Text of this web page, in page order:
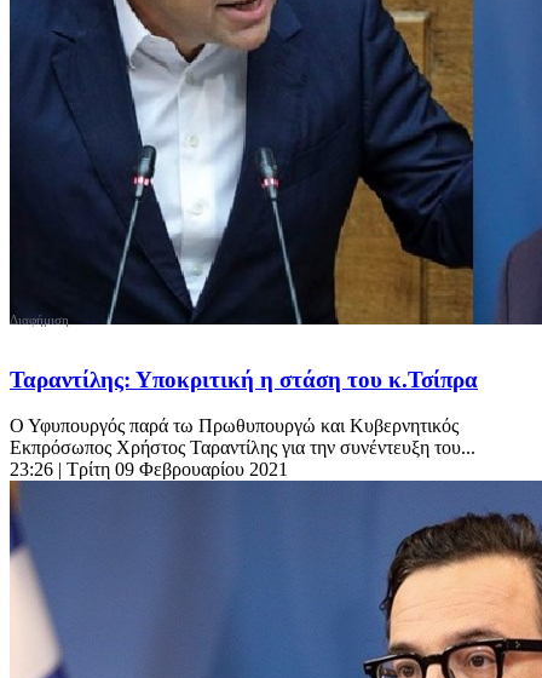
Ταραντίλης: Υποκριτική η στάση του κ.Τσίπρα
Ο Υφυπουργός παρά τω Πρωθυπουργώ και Κυβερνητικός
Εκπρόσωπος Χρήστος Ταραντίλης για την συνέντευξη του...
23:26 | Τρίτη 09 Φεβρουαρίου 2021